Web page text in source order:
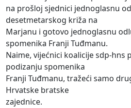
na prošloj sjednici jednoglasnu
desetmetarskog križa na
Marjanu i gotovo jednoglasnu
spomenika Franji Tuđmanu.
Naime, vijećnici koalicije sdp-hns
podizanju spomenika
Franji Tuđmanu, tražeći samo
Hrvatske bratske
zajednice.